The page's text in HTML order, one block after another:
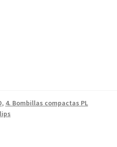
, 4. Bombillas compactas PL